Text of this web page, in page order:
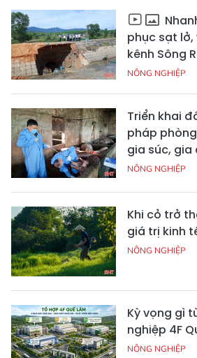
phục sạt
kênh Sông
NÔNG NGHIỆP
Triển khai
pháp
gia súc, gia
NÔNG NGHIỆP
Khi cỏ trở
giá trị kinh
NÔNG NGHIỆP
Kỳ vọng gì
nghiệp 4F
NÔNG NGHIỆP